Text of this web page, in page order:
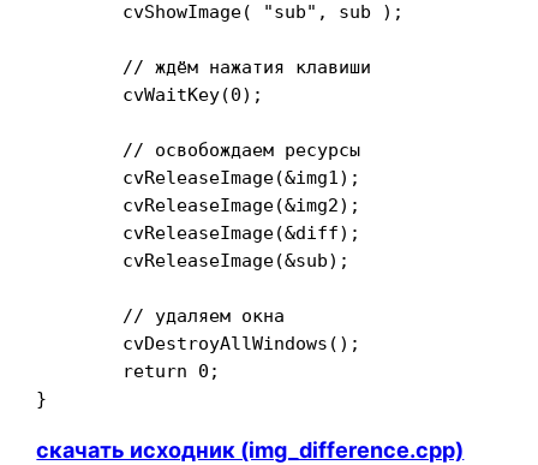
скачать иcходник (img_difference.cpp)